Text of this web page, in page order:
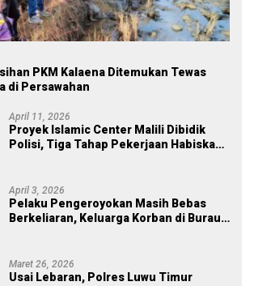
PKM Kalaena Ditemukan Tewas
di Persawahan
April 11, 2026
Proyek Islamic Center Malili Dibidik
Polisi, Tiga Tahap Pekerjaan Habiskan
April 3, 2026
Pelaku Pengeroyokan Masih Bebas
Berkeliaran, Keluarga Korban di Burau
Maret 26, 2026
Usai Lebaran, Polres Luwu Timur